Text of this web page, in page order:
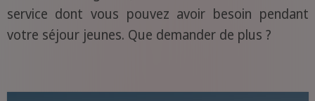
service dont vous pouvez avoir besoin pendant
votre séjour jeunes. Que demander de plus ?